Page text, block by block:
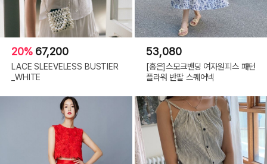
20% 67,200
LACE SLEEVELESS BUSTIER
_WHITE
53,080
[홍은]스모크밴딩 여자원피스 패턴
플라워 반팔 스퀘어넥